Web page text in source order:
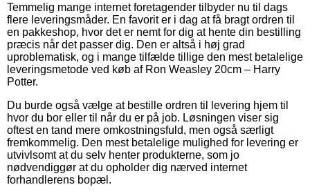
Temmelig mange internet foretagender tilbyder nu til dags
flere leveringsmåder. En favorit er i dag at få bragt ordren til
en pakkeshop, hvor det er nemt for dig at hente din bestilling
præcis når det passer dig. Den er altså i høj grad
uproblematisk, og i mange tilfælde tillige den mest betalelige
leveringsmetode ved køb af Ron Weasley 20cm – Harry
Potter.
Du burde også vælge at bestille ordren til levering hjem til
hvor du bor eller til når du er på job. Løsningen viser sig
oftest en tand mere omkostningsfuld, men også særligt
fremkommelig. Den mest betalelige mulighed for levering er
utvivlsomt at du selv henter produkterne, som jo
nødvendiggør at du opholder dig nærved internet
forhandlerens bopæl.